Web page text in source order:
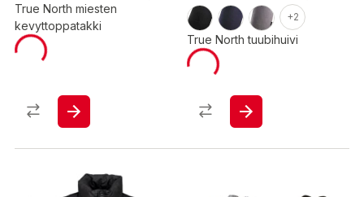
True North miesten
kevyttoppatakki
+2
True North tuubihuivi